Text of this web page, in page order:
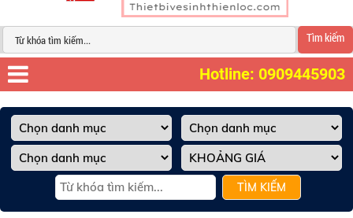
Tìm kiếm
Hotline: 0909445903
TÌM KIẾM